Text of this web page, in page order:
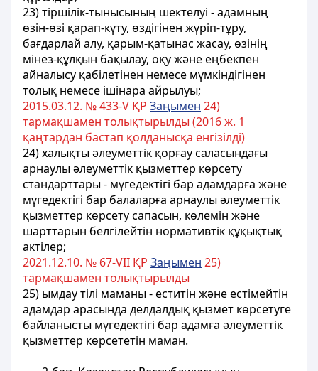
23) тiршiлiк-тынысының шектелуi - адамның
өзiн-өзi қарап-күту, өздiгiнен жүрiп-тұру,
бағдарлай алу, қарым-қатынас жасау, өзiнiң
мiнез-құлқын бақылау, оқу және еңбекпен
айналысу қабiлетiнен немесе мүмкiндiгінен
толық немесе ішінара айрылуы;
2015.03.12. № 433-V ҚР Заңымен 24)
тармақшамен толықтырылды (2016 ж. 1
қаңтардан бастап қолданысқа енгiзiлдi)
24) халықты әлеуметтік қорғау саласындағы
арнаулы әлеуметтік қызметтер көрсету
стандарттары - мүгедектігі бар адамдарға және
мүгедектігі бар балаларға арнаулы әлеуметтік
қызметтер көрсету сапасын, көлемін және
шарттарын белгілейтін нормативтік құқықтық
актілер;
2021.12.10. № 67-VII ҚР Заңымен 25)
тармақшамен толықтырылды
25) ымдау тілі маманы - еститін және естімейтін
адамдар арасында делдалдық қызмет көрсетуге
байланысты мүгедектігі бар адамға әлеуметтік
қызметтер көрсететін маман.